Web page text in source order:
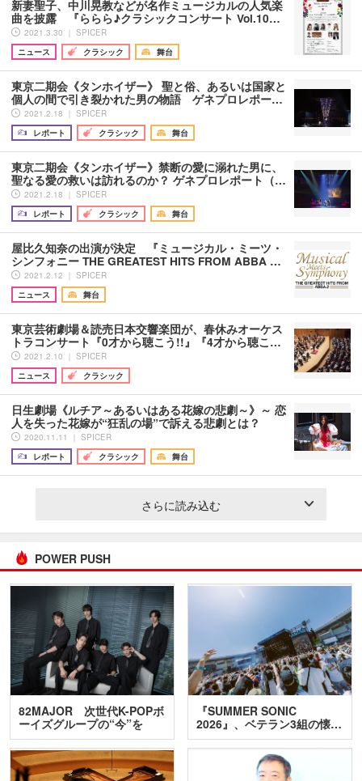
新妻聖子、中川晃教などが名作ミュージカルの人気楽
曲を披露 『ららら♪クラシックコンサート Vol.10…
2021.3.30 ｜ SPICER
ニュース
クラシック 舞台
東京二期会《タンホイザー》 聖と俗、あるいは国家と
個人の間で引き裂かれた男の物語 ゲネプロレポー…
2021.2.18 ｜ SPICER
レポート
クラシック 舞台
東京二期会《タンホイザー》禁断の愛に溺れた男に、
聖なる愛の救いは訪れるのか？ ゲネプロレポート（…
2021.2.18 ｜ SPICER
レポート
クラシック 舞台
屋比久知奈の出演が決定 『ミュージカル・ミーツ・
シンフォニー THE GREATEST HITS FROM ABBA …
2021.2.12 ｜ SPICER
ニュース
舞台
東京芸術劇場＆読売日本交響楽団が、春休みオーケス
トラコンサート『0才から聴こう!!』『4才から聴こ…
2021.2.10 ｜ SPICER
ニュース
クラシック
日生劇場《ルチア～あるいはある花嫁の悲劇～》～ 恋
人を失った花嫁が“狂乱の場”で訴える悲劇とは？
2020.11.11 ｜ SPICER
レポート
クラシック 舞台
さらに読み込む
POWER PUSH
82MAJOR 次世代K-POPボ
ーイズグループの“今”を
訊…
『SUMMER SONIC
2026』、ベテラン3組の懐…